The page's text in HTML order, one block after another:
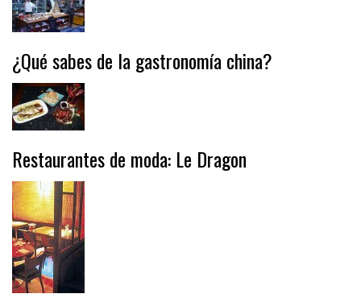
¿Qué sabes de la gastronomía china?
Restaurantes de moda: Le Dragon